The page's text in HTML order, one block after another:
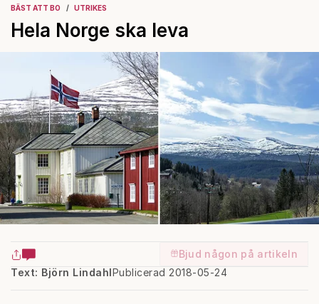
BÄST ATT BO UTRIKES
Hela Norge ska leva
Bjud någon på artikeln
Text: Björn LindahlPublicerad 2018-05-24